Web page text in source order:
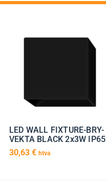
LED WALL FIXTURE-BRY-
VEKTA BLACK 2x3W IP65
30,63 € htva